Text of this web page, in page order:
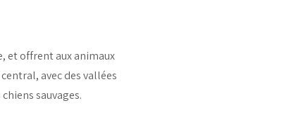
et offrent aux animaux
avec des vallées
sauvages.